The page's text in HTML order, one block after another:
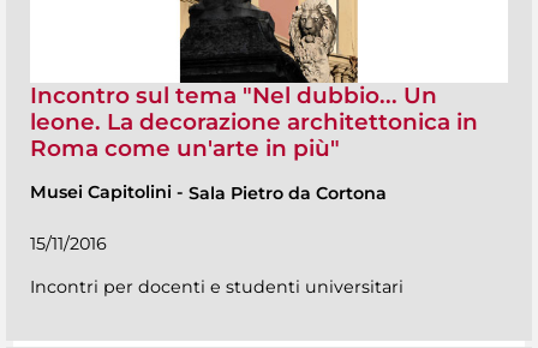
Incontro sul tema "Nel dubbio... Un
leone. La decorazione architettonica in
Roma come un'arte in più"
Musei Capitolini - Sala Pietro da Cortona
15/11/2016
Incontri per docenti e studenti universitari